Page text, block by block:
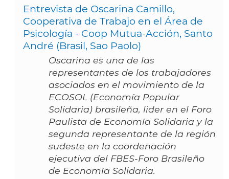
Entrevista de Oscarina Camillo,
Cooperativa de Trabajo en el Área de
Psicología - Coop Mutua-Acción, Santo
André (Brasil, Sao Paolo)
Oscarina es una de las
representantes de los trabajadores
asociados en el movimiento de la
ECOSOL (Economía Popular
Solidaria) brasileña, lider en el Foro
Paulista de Economía Solidaria y la
segunda representante de la región
sudeste en la coordenación
ejecutiva del FBES-Foro Brasileño
de Economía Solidaria.